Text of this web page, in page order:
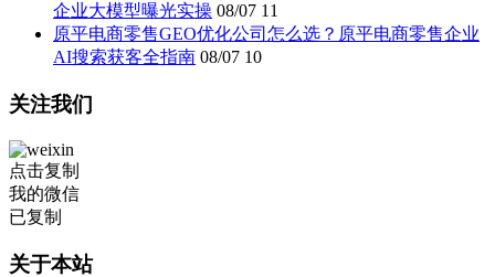
企业大模型曝光实操 08/07 11
原平电商零售GEO优化公司怎么选？原平电商零售企业
AI搜索获客全指南 08/07 10
关注我们
点击复制
我的微信
已复制
关于本站